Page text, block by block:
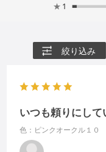
★ 1
絞り込み
いつも頼りにして
色：ピンクオークル１０